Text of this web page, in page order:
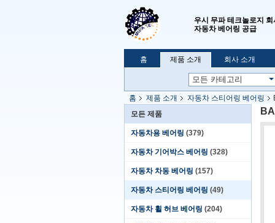
우시 무파 테크놀로지 회
자동차 베어링 공급
홈 제품 소개 회사 소개
홈 제품 소개 자동차 스티어링 베어링
모든 제품
자동차용 베어링 (379)
자동차 기어박스 베어링 (328)
자동차 차동 베어링 (157)
자동차 스티어링 베어링 (49)
자동차 휠 허브 베어링 (204)